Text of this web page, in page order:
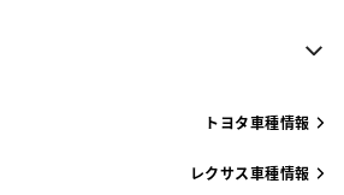
トヨタ車種情報
レクサス車種情報